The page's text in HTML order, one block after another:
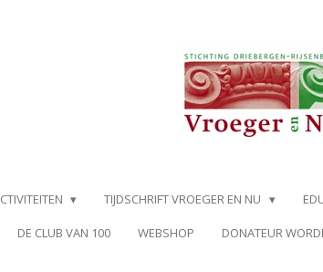
TIJDSCHRIFT VROEGER EN NU
DE CLUB VAN 100 WEBSHOP DONATEUR